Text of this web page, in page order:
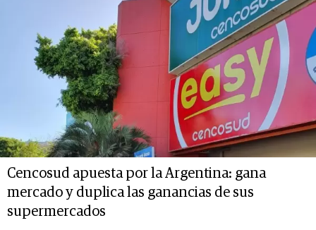
Cencosud apuesta por la Argentina: gana
mercado y duplica las ganancias de sus
supermercados